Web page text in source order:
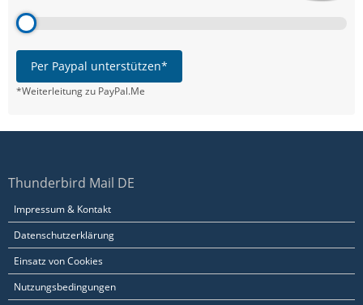
Per Paypal unterstützen*
*Weiterleitung zu PayPal.Me
Thunderbird Mail DE
Impressum & Kontakt
Datenschutzerklärung
Einsatz von Cookies
Nutzungsbedingungen